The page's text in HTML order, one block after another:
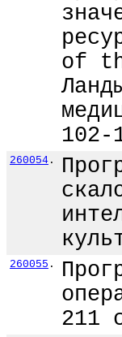
of
102-
260054 .
260055 .
211